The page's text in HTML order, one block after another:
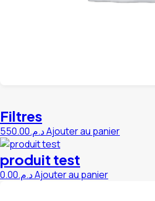
Filtres
د.م.550.00 Ajouter au panier
produit test
د.م.0.00 Ajouter au panier